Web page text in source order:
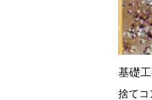
基礎
捨てコ